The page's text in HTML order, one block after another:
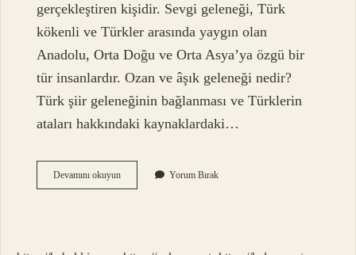
gerçekleştiren kişidir. Sevgi geleneği, Türk
kökenli ve Türkler arasında yaygın olan
Anadolu, Orta Doğu ve Orta Asya’ya özgü bir
tür insanlardır. Ozan ve âşık geleneği nedir?
Türk şiir geleneğinin bağlanması ve Türklerin
ataları hakkındaki kaynaklardaki…
Devamını okuyunAşıklık
Geleneği
Yorum Bırak